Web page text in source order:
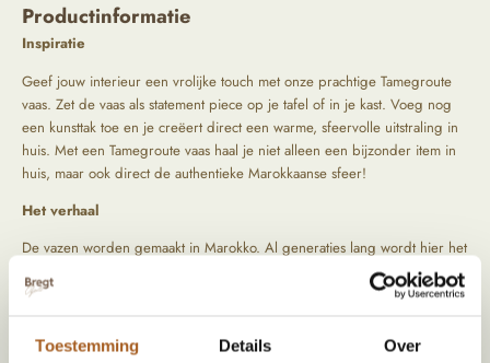
Toestemming Details Over
Productinformatie
Inspiratie
Geef jouw interieur een vrolijke touch met onze prachtige Tamegroute
vaas. Zet de vaas als statement piece op je tafel of in je kast. Voeg nog
een kunsttak toe en je creëert direct een warme, sfeervolle uitstraling in
huis. Met een Tamegroute vaas haal je niet alleen een bijzonder item in
huis, maar ook direct de authentieke Marokkaanse sfeer!
Het verhaal
De vazen worden gemaakt in Marokko. Al generaties lang wordt hier het
mooiste aardewerk met de hand gemaakt door verschillende families. De
vaas wordt gemaakt van klei en daarna gebakken in de oven. We reizen
Tijdens het zoeken naar die producten letten wij vooral op kwaliteit en